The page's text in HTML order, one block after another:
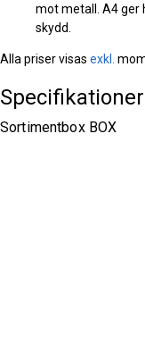
mot metall. A4 ger
skydd.
Alla priser visas exkl.
Specifikationer
Sortimentbox BOX